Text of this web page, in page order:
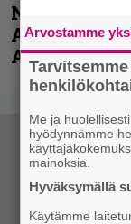
Näin lähtee
Accept –
Anthrax- ja
Arvostamme
Me ja
hyödynnämme
mainoksia.
Hyväksymällä
Käytämme